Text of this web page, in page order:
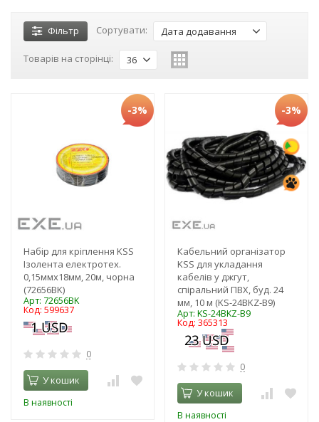
Фільтр Сортувати: Дата додавання
Товарів на сторінці: 36
-3%
Набір для кріплення KSS
Ізолента електротех.
0,15ммх18мм, 20м, чорна
(72656BK)
Арт: 72656BK
Код: 599637
0
У кошик
В наявності
-3%
Кабельний організатор
KSS для укладання
кабелів у джгут,
спіральний ПВХ, буд. 24
мм, 10 м (KS-24BKZ-B9)
Арт: KS-24BKZ-B9
Код: 365313
0
У кошик
В наявності